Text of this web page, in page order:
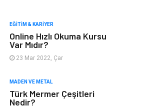
İnternet
Alüminyum
EĞITIM & KARIYER
Online Hızlı Okuma Kursu
Var Mıdır?
23 Mar 2022, Çar
MADEN VE METAL
Türk Mermer Çeşitleri
Nedir?